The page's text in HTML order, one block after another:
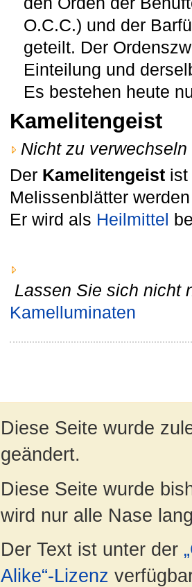
O.C.C.) und der
geteilt. Der
Einteilung und
Es bestehen heute
Kamelitengeist
Nicht zu verwechseln
Der Kamelitengeist
Melissenblätter
Er wird als Heilmittel
Lassen Sie sich nicht
Kamelluminaten
Diese Seite wurde
geändert.
Diese Seite wurde
wird nur alle Nase
Der Text ist unter der
Alike“-Lizenz